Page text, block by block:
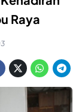
Raya